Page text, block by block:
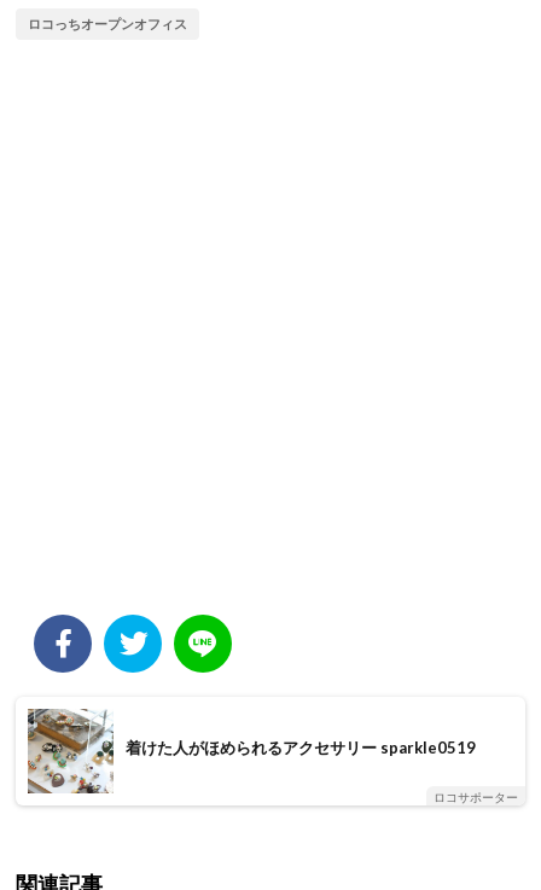
ロコっちオープンオフィス
着けた人がほめられるアクセサリー sparkle0519
ロコサポーター
関連記事